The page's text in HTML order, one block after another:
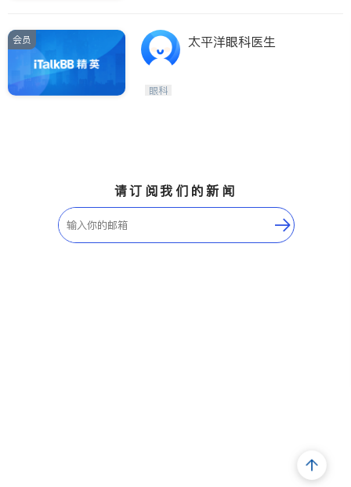
会员 太平洋眼科医生
眼科
请订阅我们的新闻